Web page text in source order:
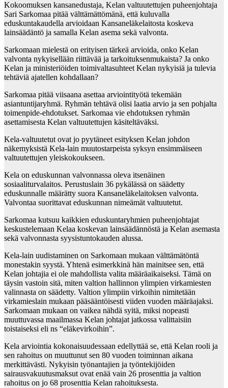
Kokoomuksen kansanedustaja, Kelan valtuutettujen puheenjohtaja
Sari Sarkomaa pitää välttämättömänä, että kuluvalla
eduskuntakaudella arvioidaan Kansaneläkelaitosta koskeva
lainsäädäntö ja samalla Kelan asema sekä valvonta.
Sarkomaan mielestä on erityisen tärkeä arvioida, onko Kelan
valvonta nykyisellään riittävää ja tarkoituksenmukaista? Ja onko
Kelan ja ministeriöiden toimivaltasuhteet Kelan nykyisiä ja tulevia
tehtäviä ajatellen kohdallaan?
Sarkomaa pitää viisaana asettaa arviointityötä tekemään
asiantuntijaryhmä. Ryhmän tehtävä olisi laatia arvio ja sen pohjalta
toimenpide-ehdotukset. Sarkomaa vie ehdotuksen ryhmän
asettamisesta Kelan valtuutettujen käsiteltäväksi.
Kela-valtuutetut ovat jo pyytäneet esityksen Kelan johdon
näkemyksistä Kela-lain muutostarpeista syksyn ensimmäiseen
valtuutettujen yleiskokoukseen.
Kela on eduskunnan valvonnassa oleva itsenäinen
sosiaaliturvalaitos. Perustuslain 36 pykälässä on säädetty
eduskunnalle määrätty suora Kansaneläkelaitoksen valvonta.
Valvontaa suorittavat eduskunnan nimeämät valtuutetut.
Sarkomaa kutsuu kaikkien eduskuntaryhmien puheenjohtajat
keskustelemaan Kelaa koskevan lainsäädännöstä ja Kelan asemasta
sekä valvonnasta syysistuntokauden alussa.
Kela-lain uudistaminen on Sarkomaan mukaan välttämätöntä
monestakin syystä. Yhtenä esimerkkinä hän mainitsee sen, että
Kelan johtajia ei ole mahdollista valita määräaikaiseksi. Tämä on
täysin vastoin sitä, miten valtion hallinnon ylimpien virkamiesten
valinnasta on säädetty. Valtion ylimpiin virkoihin nimitetään
virkamieslain mukaan pääsääntöisesti viiden vuoden määräajaksi.
Sarkomaan mukaan on vaikea nähdä syitä, miksi nopeasti
muuttuvassa maailmassa Kelan johtajat jatkossa valittaisiin
toistaiseksi eli ns “eläkevirkoihin”.
Kela arviointia kokonaisuudessaan edellyttää se, että Kelan rooli ja
sen rahoitus on muuttunut sen 80 vuoden toiminnan aikana
merkittävästi. Nykyisin työnantajien ja työntekijöiden
sairausvakuutusmaksut ovat enää vain 26 prosenttia ja valtion
rahoitus on jo 68 prosenttia Kelan rahoituksesta.